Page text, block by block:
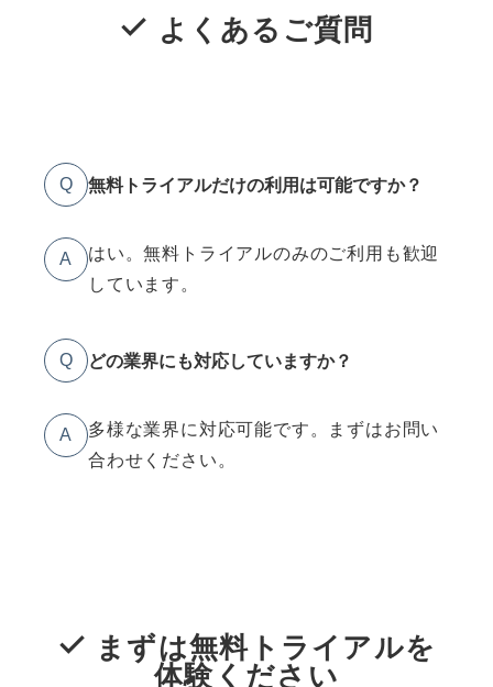
よくあるご質問
Q 無料トライアルだけの利用は可能ですか？
A
はい。無料トライアルのみのご利用も歓迎
しています。
Q どの業界にも対応していますか？
A
多様な業界に対応可能です。まずはお問い
合わせください。
まずは無料トライアルを
体験ください